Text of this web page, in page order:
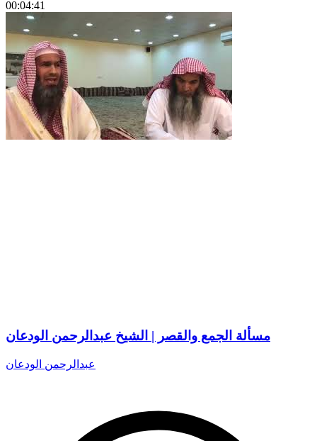
00:04:41
مسألة الجمع والقصر | الشيخ عبدالرحمن الودعان
عبدالرحمن الودعان